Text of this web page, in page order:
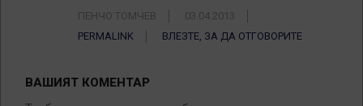
ПЕНЧО ТОМЧЕВ
03.04.2013
PERMALINK
ВЛЕЗТЕ, ЗА ДА ОТГОВОРИТЕ
ВАШИЯТ КОМЕНТАР